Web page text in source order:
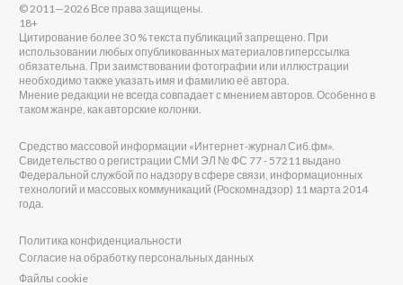
© 2011—2026 Все права защищены.
18+
Цитирование более 30 % текста публикаций запрещено. При
использовании любых опубликованных материалов гиперссылка
обязательна. При заимствовании фотографии или иллюстрации
необходимо также указать имя и фамилию её автора.
Мнение редакции не всегда совпадает с мнением авторов. Особенно в
таком жанре, как авторские колонки.
Средство массовой информации «Интернет-журнал Сиб.фм».
Свидетельство о регистрации СМИ ЭЛ № ФС 77 - 57211 выдано
Федеральной службой по надзору в сфере связи, информационных
технологий и массовых коммуникаций (Роскомнадзор) 11 марта 2014
года.
Политика конфиденциальности
Согласие на обработку персональных данных
Файлы cookie